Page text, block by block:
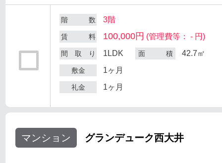
階 数 3階
賃 料 100,000円 (管理費等： - 円)
間 取 り 1LDK 面 積 42.7㎡
敷金 1ヶ月
礼金 1ヶ月
マンション グランデューク西大井